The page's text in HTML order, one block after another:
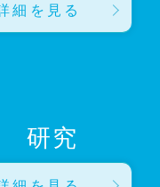
細を見る
研究